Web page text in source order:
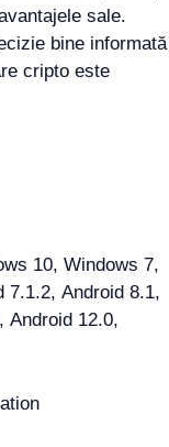
sale.
bine informată
cripto este
10, Windows 7,
7.1.2, Android 8.1,
Android 12.0,